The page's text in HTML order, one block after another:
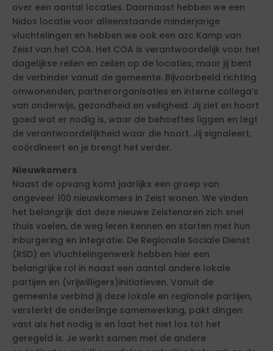
over een aantal locaties. Daarnaast hebben we een
Nidos locatie voor alleenstaande minderjarige
vluchtelingen en hebben we ook een azc Kamp van
Zeist van het COA. Het COA is verantwoordelijk voor het
dagelijkse reilen en zeilen op de locaties, maar jij bent
de verbinder vanuit de gemeente. Bijvoorbeeld richting
omwonenden, partnerorganisaties en interne collega’s
van onderwijs, gezondheid en veiligheid. Jij ziet en hoort
goed wat er nodig is, waar de behoeftes liggen en legt
de verantwoordelijkheid waar die hoort. Jij signaleert,
coördineert en je brengt het verder.
Nieuwkomers
Naast de opvang komt jaarlijks een groep van
ongeveer 100 nieuwkomers in Zeist wonen. We vinden
het belangrijk dat deze nieuwe Zeistenaren zich snel
thuis voelen, de weg leren kennen en starten met hun
inburgering en integratie. De Regionale Sociale Dienst
(RSD) en Vluchtelingenwerk hebben hier een
belangrijke rol in naast een aantal andere lokale
partijen en (vrijwilligers)initiatieven. Vanuit de
gemeente verbind jij deze lokale en regionale partijen,
versterkt de onderlinge samenwerking, pakt dingen
vast als het nodig is en laat het niet los tot het
geregeld is. Je werkt samen met de andere